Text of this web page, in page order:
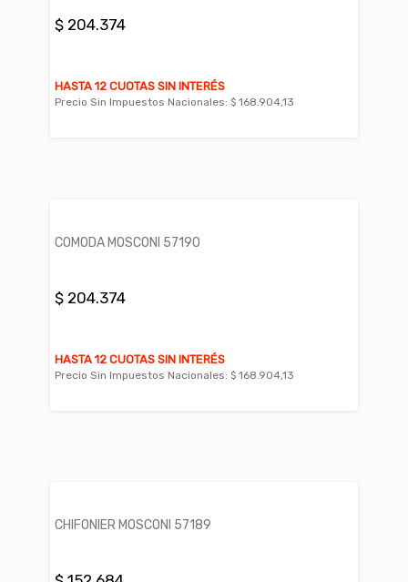
$ 204.374
HASTA 12 CUOTAS SIN INTERÉS
Precio Sin Impuestos Nacionales: $ 168.904,13
COMODA MOSCONI 57190
$ 204.374
HASTA 12 CUOTAS SIN INTERÉS
Precio Sin Impuestos Nacionales: $ 168.904,13
CHIFONIER MOSCONI 57189